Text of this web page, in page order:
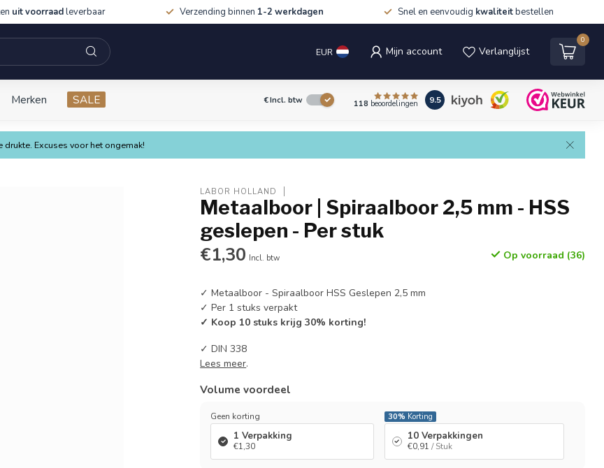
uit voorraadleverbaar Verzending binnen 1-2 werkdagen Snel en eenvoudig kwaliteitbestellen
EUR Mijn account Verlanglijst
0
Merken SALE €Incl. btw 118 beoordelingen 9.5
Excuses voor het ongemak!
LABOR HOLLAND
Metaalboor | Spiraalboor 2,5 mm - HSS
geslepen - Per stuk
€1,30 Incl. btw Op voorraad (36)
✓ Metaalboor - Spiraalboor HSS Geslepen 2,5 mm
✓ Per 1 stuks verpakt
✓ Koop 10 stuks krijg 30% korting!
✓ DIN 338
Lees meer.
Volume voordeel
Geen korting
1 Verpakking
€1,30
30% Korting
10 Verpakkingen
€0,91 / Stuk